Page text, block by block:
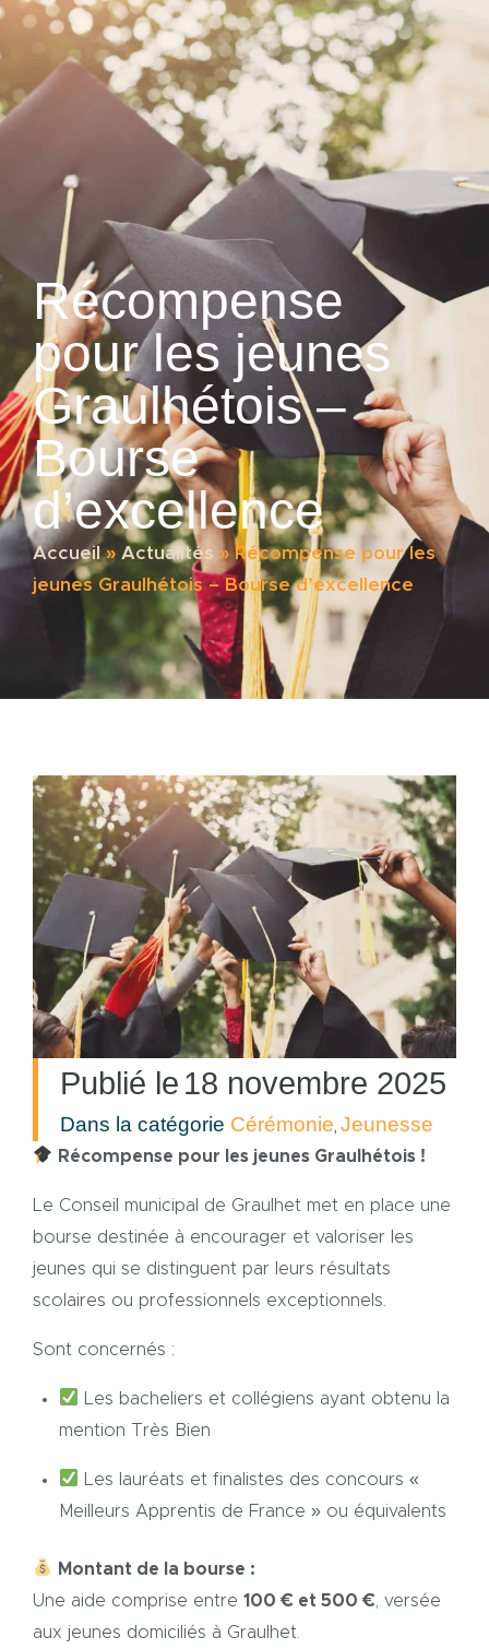
principal
Récompense
pour les jeunes
Graulhétois –
Bourse
d’excellence
Accueil» Actualités » Récompense pour les
jeunes Graulhétois – Bourse d’excellence
Publié le 18 novembre 2025
Dans la catégorie Cérémonie Jeunesse
Récompense pour les jeunes Graulhétois !
Le Conseil municipal de Graulhet met en place une
bourse destinée à encourager et valoriser les
jeunes qui se distinguent par leurs résultats
scolaires ou professionnels exceptionnels.
Sont concernés :
Les bacheliers et collégiens ayant obtenu la
mention Très Bien
Les lauréats et finalistes des concours «
Meilleurs Apprentis de France » ou équivalents
Montant de la bourse :
Une aide comprise entre 100 € et 500 € , versée
aux jeunes domiciliés à Graulhet.